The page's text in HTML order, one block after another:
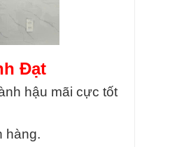
Đạt
hậu mãi cực tốt
hàng.